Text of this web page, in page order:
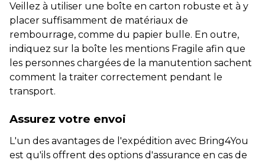
Veillez à utiliser une boîte en carton robuste et à y
placer suffisamment de matériaux de
rembourrage, comme du papier bulle. En outre,
indiquez sur la boîte les mentions Fragile afin que
les personnes chargées de la manutention sachent
comment la traiter correctement pendant le
transport.
Assurez votre envoi
L'un des avantages de l'expédition avec Bring4You
est qu'ils offrent des options d'assurance en cas de